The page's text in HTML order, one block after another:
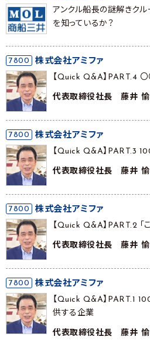
アンクル船長の謎解きク
を知っているか？
7800 株式会社アミファ
【Quick Q&A】PART.4
代表取締役社長 藤井 愉
7800 株式会社アミファ
【Quick Q&A】PART.3
代表取締役社長 藤井 愉
7800 株式会社アミファ
【Quick Q&A】PART.2 ｢
代表取締役社長 藤井 愉
7800 株式会社アミファ
【Quick Q&A】PART.1
供する企業
代表取締役社長 藤井 愉